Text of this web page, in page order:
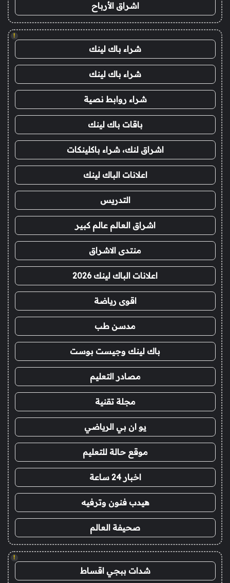
اشراق الأرباح
!
شراء باك لينك
شراء باك لينك
شراء روابط نصية
باقات باك لينك
اشراق لنك، شراء باكلينكات
اعلانات الباك لينك
التدريس
اشراق العالم عالم كبير
منتدى الاشراق
اعلانات الباك لينك 2026
اقوى رياضة
مدسن طب
باك لينك وجيست بوست
مصادر التعليم
مجلة تقنية
يو ان بي الرياضي
موقع حالة للتعليم
اخبار 24 ساعة
هيدب فنون وترفيه
صحيفة العالم
!
شدات ببجي اقساط